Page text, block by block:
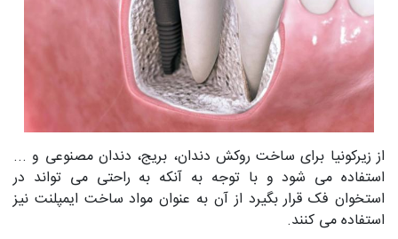
از زیرکونیا برای ساخت روکش دندان، بریج، دندان مصنوعی و ...
استفاده می شود و با توجه به آنکه به راحتی می تواند در
استخوان فک قرار بگیرد از آن به عنوان مواد ساخت ایمپلنت نیز
استفاده می کنند.